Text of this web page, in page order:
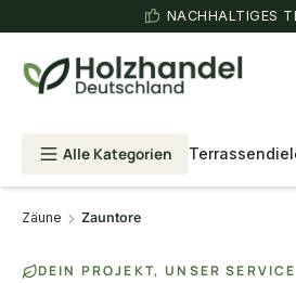
NACHHALTIGES
Alle Kategorien
Zäune Zauntore
DEIN PROJEKT, UNSER SERVICE